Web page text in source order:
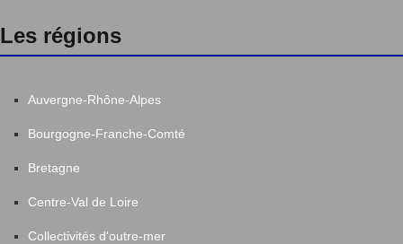
Les régions
Auvergne-Rhône-Alpes
Bourgogne-Franche-Comté
Bretagne
Centre-Val de Loire
Collectivités d'outre-mer